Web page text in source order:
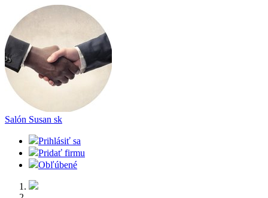
Salón Susan sk
Prihlásiť sa
Pridať firmu
Obľúbené